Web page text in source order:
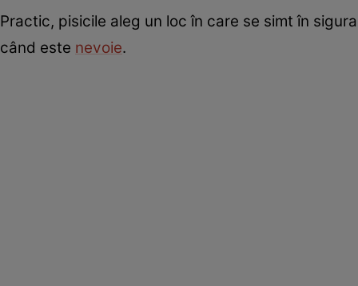
Practic, pisicile aleg un loc în care se simt în
când este nevoie.